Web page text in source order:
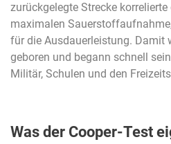
zurückgelegte Strecke
maximalen
für die Ausdauerleistung. Damit
geboren und begann schnell
Militär, Schulen und den
Was der Cooper-Test